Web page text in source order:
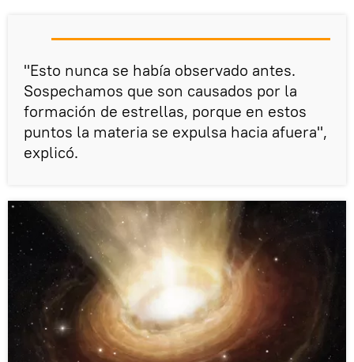
"Esto nunca se había observado antes.
Sospechamos que son causados por la
formación de estrellas, porque en estos
puntos la materia se expulsa hacia afuera",
explicó.